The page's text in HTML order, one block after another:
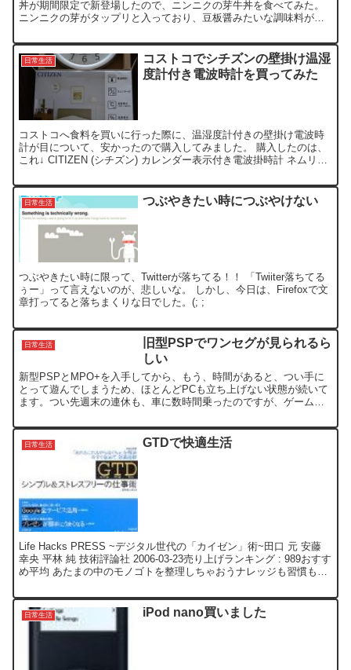
丼が期間限定で新登場したので、ニンニクの芽牛丼を食べてみた。
ニンニクの芽がタップリと入っており、豆板醤みたいな調味料が入
日常生活
コストコでシチズンの壁掛け温湿
度計付き電波時計を買ってみた
コストコへ食料を買いに行った際に、温湿度計付きの壁掛け電波時
計が目について、安かったので購入してみました。 購入したのは、
これ↓ CITIZEN (シチズン) カレンダー表示付き電波掛時計 ネムリー
日常生活 つぶやきたい時につぶやけない
つぶやきたい時に限って、Twitterが落ちてる！！ 「Twiiter落ちてる
ぅー」って言えないのが、悲しいな。 しかし、今日は、Firefoxで文
章打ってると落ちまくりな日でした。(; ;
日常生活
旧型PSPでワンセグが見られるら
しい
新型PSPとMPO+を入手してから、もう、時間があると、つい手に
とって遊んでしまうため、ほとんどPCも立ち上げない状態が続いて
ます。つい先週末の連休も、車に数時間乗ったのですが、ゲームや
日常生活 GTDで快適生活
Life Hacks PRESS ~デジタル世代の「カイゼン」術~田口 元 安藤
幸央 平林 純 技術評論社 2006-03-23売り上げランキング : 989おすす
め平均 あたまの中のモノゴトを整理しちゃおうナレッジも習慣も、
日常生活 iPod nano買いました